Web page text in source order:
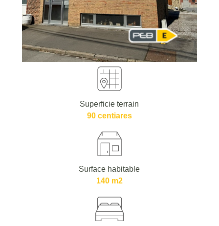
Superficie terrain
90 centiares
Surface habitable
140 m2